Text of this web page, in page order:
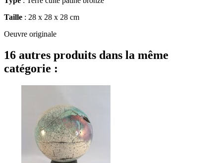
Taille : 28 x 28 x 28 cm
Oeuvre originale
16 autres produits dans la même
catégorie :